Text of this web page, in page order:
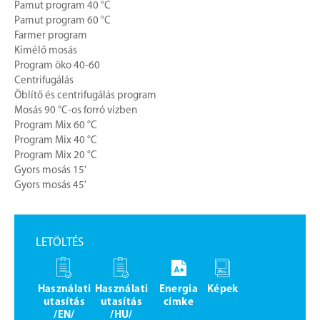
Pamut program 40 °C
Pamut program 60 °C
Farmer program
Kímélő mosás
Program öko 40-60
Centrifugálás
Öblítő és centrifugálás program
Mosás 90 °C-os forró vízben
Program Mix 60 °C
Program Mix 40 °C
Program Mix 20 °C
Gyors mosás 15'
Gyors mosás 45'
LETÖLTÉS
Használati
utasítás
/EN/
Használati
utasítás
/HU/
Energia
címke
Képek